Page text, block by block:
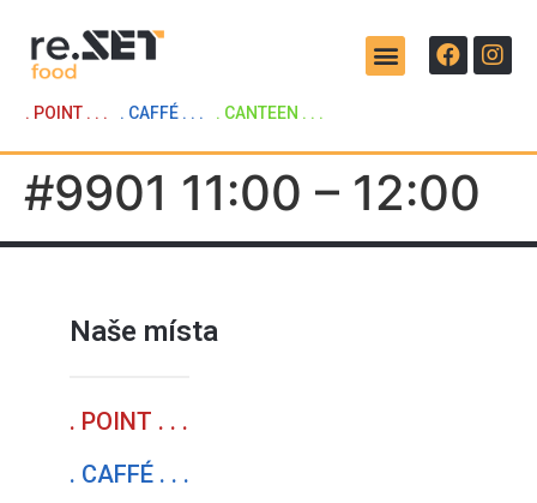
. POINT . . . . CAFFÉ . . . . CANTEEN . . .
#9901 11:00 – 12:00
Naše místa
. POINT . . .
. CAFFÉ . . .